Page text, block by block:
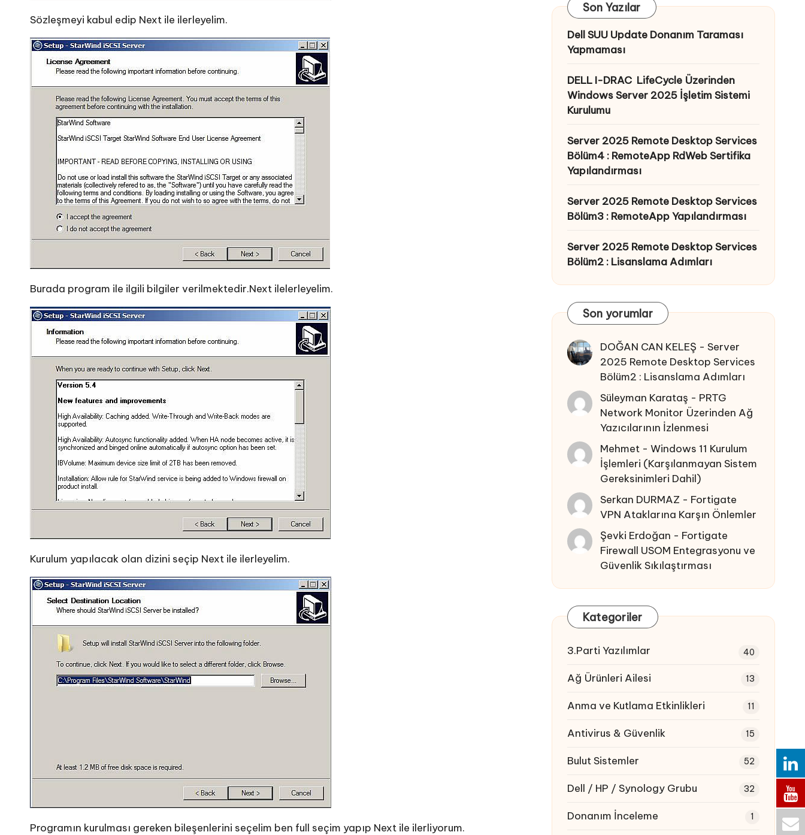
Sözleşmeyi kabul edip Next ile ilerleyelim.
Burada program ile ilgili bilgiler verilmektedir.Next ilelerleyelim.
Kurulum yapılacak olan dizini seçip Next ile ilerleyelim.
Programın kurulması gereken bileşenlerini seçelim ben full seçim yapıp Next ile ilerliyorum.
Son Yazılar
Dell SUU Update Donanım Taraması
Yapmaması
DELL I-DRAC LifeCycle Üzerinden
Windows Server 2025 İşletim Sistemi
Kurulumu
Server 2025 Remote Desktop Services
Bölüm4 : RemoteApp RdWeb Sertifika
Yapılandırması
Server 2025 Remote Desktop Services
Bölüm3 : RemoteApp Yapılandırması
Server 2025 Remote Desktop Services
Bölüm2 : Lisanslama Adımları
Son yorumlar
DOĞAN CAN KELEŞ -Server
2025 Remote Desktop Services
Bölüm2 : Lisanslama Adımları
Süleyman Karataş - PRTG
Network Monitor Üzerinden Ağ
Yazıcılarının İzlenmesi
Mehmet -Windows 11 Kurulum
İşlemleri (Karşılanmayan Sistem
Gereksinimleri Dahil)
Serkan DURMAZ - Fortigate
VPN Ataklarına Karşın Önlemler
Şevki Erdoğan - Fortigate
Firewall USOM Entegrasyonu ve
Güvenlik Sıkılaştırması
Kategoriler
3.Parti Yazılımlar 40
Ağ Ürünleri Ailesi 13
Anma ve Kutlama Etkinlikleri 11
Antivirus & Güvenlik 15
Bulut Sistemler 52
Dell / HP / Synology Grubu 32
Donanım İnceleme 1